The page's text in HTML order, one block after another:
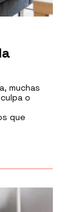
muchas
o
que